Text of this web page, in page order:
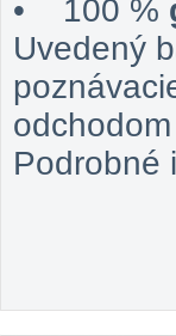
• 100 %
Uvedený
Podrobné